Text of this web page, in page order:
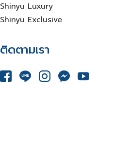
Shinyu Luxury
Shinyu Exclusive
ติดตามเรา